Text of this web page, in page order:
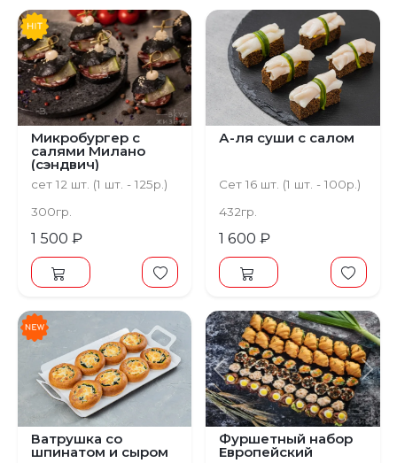
Микробургер с
салями Милано
(сэндвич)
сет 12 шт. (1 шт. - 125р.)
300гр.
1 500 ₽
А-ля суши с салом
Сет 16 шт. (1 шт. - 100р.)
432гр.
1 600 ₽
Ватрушка со
шпинатом и сыром
Предыдущий
Фуршетный набор
Европейский